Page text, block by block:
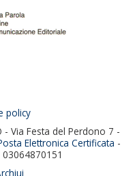
policy
- Via Festa del Perdono 7 -
Elettronica Certificata -
03064870151